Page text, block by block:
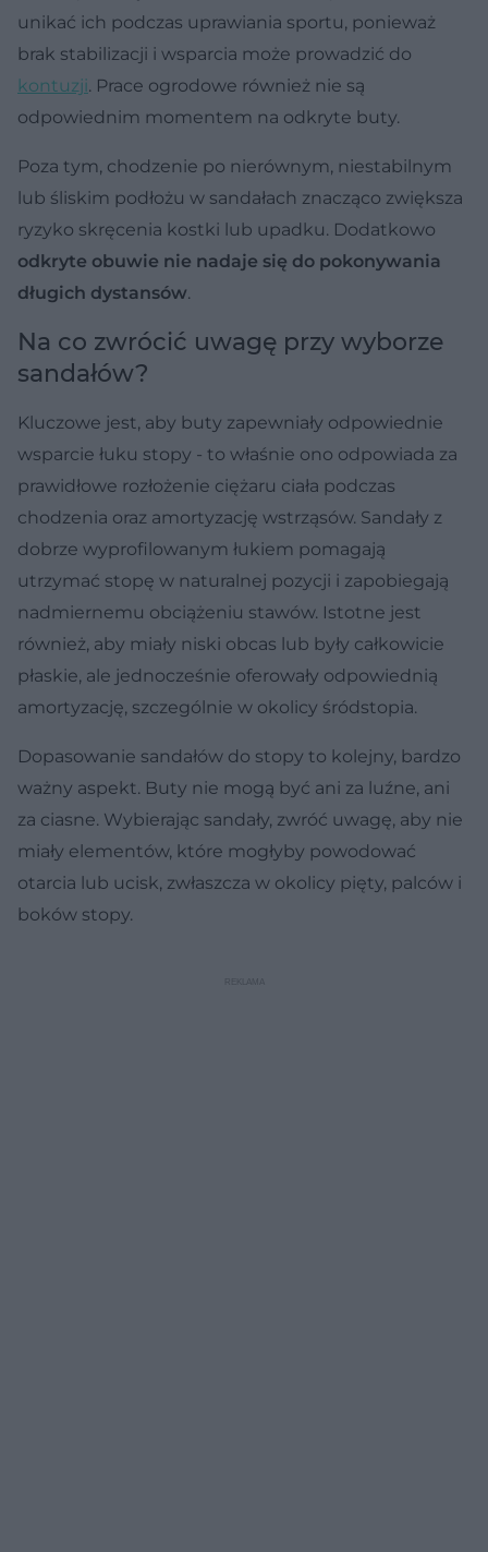
unikać ich podczas uprawiania sportu, ponieważ
brak stabilizacji i wsparcia może prowadzić do
kontuzji. Prace ogrodowe również nie są
odpowiednim momentem na odkryte buty.
Poza tym, chodzenie po nierównym, niestabilnym
lub śliskim podłożu w sandałach znacząco zwiększa
ryzyko skręcenia kostki lub upadku. Dodatkowo
odkryte obuwie nie nadaje się do pokonywania
długich dystansów.
Na co zwrócić uwagę przy wyborze
sandałów?
Kluczowe jest, aby buty zapewniały odpowiednie
wsparcie łuku stopy - to właśnie ono odpowiada za
prawidłowe rozłożenie ciężaru ciała podczas
chodzenia oraz amortyzację wstrząsów. Sandały z
dobrze wyprofilowanym łukiem pomagają
utrzymać stopę w naturalnej pozycji i zapobiegają
nadmiernemu obciążeniu stawów. Istotne jest
również, aby miały niski obcas lub były całkowicie
płaskie, ale jednocześnie oferowały odpowiednią
amortyzację, szczególnie w okolicy śródstopia.
Dopasowanie sandałów do stopy to kolejny, bardzo
ważny aspekt. Buty nie mogą być ani za luźne, ani
za ciasne. Wybierając sandały, zwróć uwagę, aby nie
miały elementów, które mogłyby powodować
otarcia lub ucisk, zwłaszcza w okolicy pięty, palców i
boków stopy.